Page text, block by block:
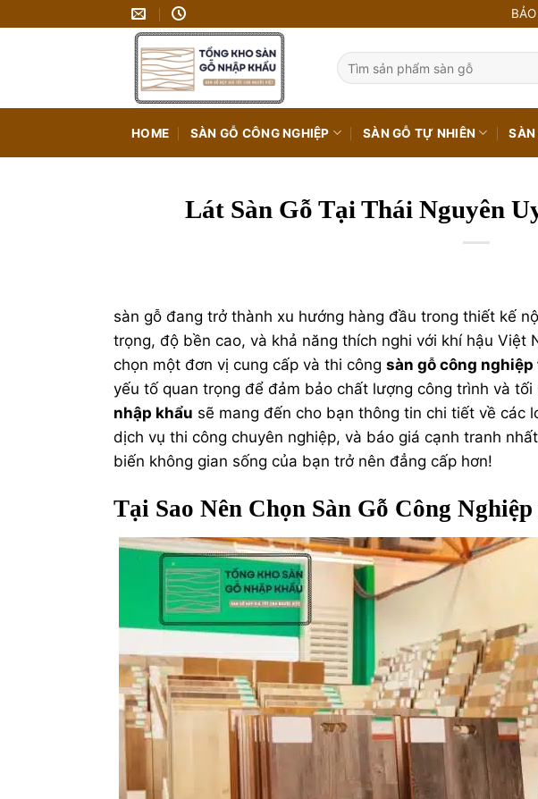
Tìm
kiếm:
HOME SÀN GỖ CÔNG NGHIỆP SÀN GỖ TỰ NHIÊN SÀN
Lát Sàn Gỗ Tại Thái Nguyên
sàn gỗ đang trở thành xu hướng hàng đầu trong thiết kế
trọng, độ bền cao, và khả năng thích nghi với khí hậu Việt
chọn một đơn vị cung cấp và thi công sàn gỗ công
yếu tố quan trọng để đảm bảo chất lượng công trình và
nhập khẩu sẽ mang đến cho bạn thông tin chi tiết về các
dịch vụ thi công chuyên nghiệp, và báo giá cạnh tranh
biến không gian sống của bạn trở nên đẳng cấp hơn!
Tại Sao Nên Chọn Sàn Gỗ Công